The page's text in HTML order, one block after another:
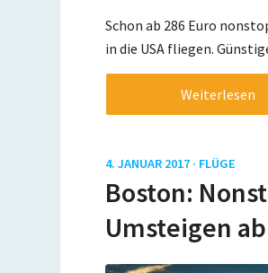
Schon ab 286 Euro
in die USA fliegen.
Weiterlesen
4. JANUAR 2017 · FLÜGE
Boston:
Umsteigen